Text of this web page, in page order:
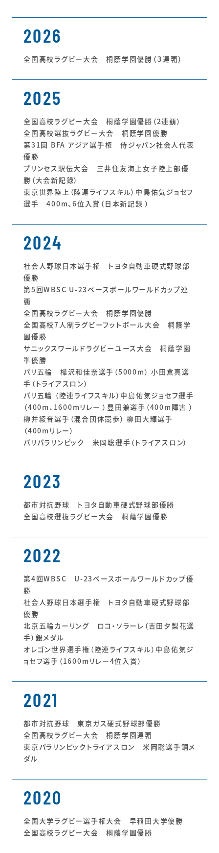
2026
全国高校ラグビー大会 桐蔭学園優勝（３連覇）
2025
全国高校ラグビー大会 桐蔭学園優勝（2連覇）
全国高校選抜ラグビー大会 桐蔭学園優勝
第31回 BFA アジア選手権 侍ジャパン社会人代表
優勝
プリンセス駅伝大会 三井住友海上女子陸上部優
勝（大会新記録）
東京世界陸上（陸連ライフスキル）中島佑気ジョセフ
選手 400m、6位入賞（日本新記録 ）
2024
社会人野球日本選手権 トヨタ自動車硬式野球部
優勝
第5回WBSC U-23ベースボールワールドカップ連
覇
全国高校ラグビー大会 桐蔭学園優勝
全国高校7人制ラグビーフットボール大会 桐蔭学
園優勝
サニックスワールドラグビーユース大会 桐蔭学園
準優勝
パリ五輪 樺沢和佳奈選手（5000m） 小田倉真選
手（トライアスロン）
パリ五輪 （陸連ライフスキル）中島佑気ジョセフ選手
（400m、1600mリレー ）豊田兼選手（400m障害 ）
柳井綾音選手（混合団体競歩） 柳田大輝選手
（400mリレー）
パリパラリンピック 米岡聡選手（トライアスロン）
2023
都市対抗野球 トヨタ自動車硬式野球部優勝
全国高校選抜ラグビー大会 桐蔭学園優勝
2022
第4回WBSC U-23ベースボールワールドカップ優
勝
社会人野球日本選手権 トヨタ自動車硬式野球部
優勝
北京五輪カーリング ロコ・ソラーレ（吉田夕梨花選
手）銀メダル
オレゴン世界選手権（陸連ライフスキル）中島佑気ジ
ョセフ選手（1600mリレー4位入賞）
2021
都市対抗野球 東京ガス硬式野球部優勝
全国高校ラグビー大会 桐蔭学園連覇
東京パラリンピックトライアスロン 米岡聡選手銅メ
ダル
2020
全国大学ラグビー選手権大会 早稲田大学優勝
全国高校ラグビー大会 桐蔭学園優勝